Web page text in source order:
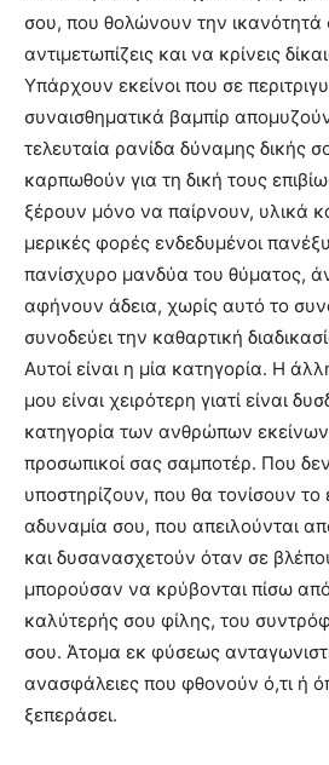
σου, που θολώνουν την ικανότητά
αντιμετωπίζεις και να κρίνεις
Υπάρχουν εκείνοι που σε
συναισθηματικά βαμπίρ
τελευταία ρανίδα δύναμης δικής
καρπωθούν για τη δική τους
ξέρουν μόνο να παίρνουν, υλικά
μερικές φορές ενδεδυμένοι
πανίσχυρο μανδύα του θύματος,
αφήνουν άδεια, χωρίς αυτό το
συνοδεύει την καθαρτική
Αυτοί είναι η μία κατηγορία. Η
μου είναι χειρότερη γιατί είναι
κατηγορία των ανθρώπων εκείνων
προσωπικοί σας σαμποτέρ. Που
υποστηρίζουν, που θα τονίσουν
αδυναμία σου, που απειλούνται
και δυσανασχετούν όταν σε
μπορούσαν να κρύβονται πίσω
καλύτερής σου φίλης, του
σου. Άτομα εκ φύσεως
ανασφάλειες που φθονούν ό,τι ή
ξεπεράσει.